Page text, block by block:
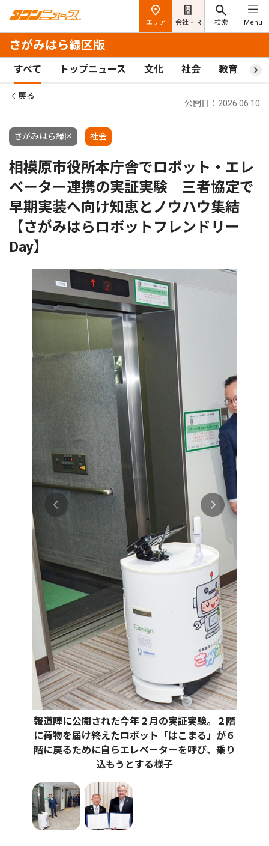
エリア 会社・IR 検索 Menu
さがみはら緑区版
すべて トップニュース 文化 社会 教育 ス
戻る
さがみはら緑区 社会
公開日：2026.06.10
相模原市役所本庁舎でロボット・エレ
ベーター連携の実証実験 三者協定で
早期実装へ向け知恵とノウハウ集結
【さがみはらロボットフレンドリー
Day】
報道陣に公開された今年２月の実証実験。２階
に荷物を届け終えたロボット「はこまる」が６
階に戻るために自らエレベーターを呼び、乗り
込もうとする様子